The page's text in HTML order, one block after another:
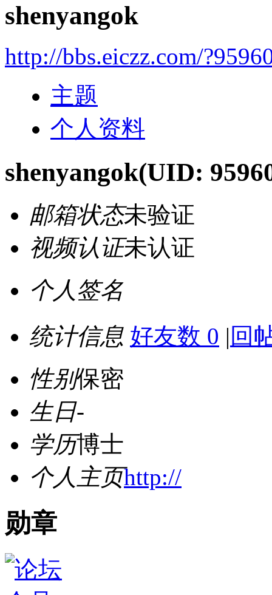
shenyangok
http://bbs.eiczz.com/
主题
个人资料
shenyangok(UID:
邮箱状态未验证
视频认证未认证
个人签名
统计信息 好友数 0 | 回
性别保密
生日-
学历博士
个人主页http://
勋章